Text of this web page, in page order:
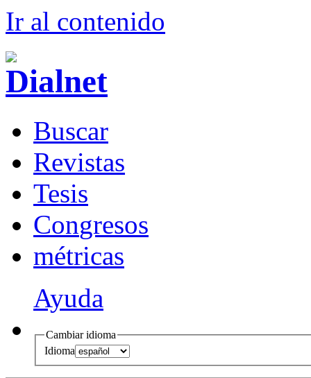
Ir al contenido
Buscar
Revistas
Tesis
Congresos
métricas
Ayuda
Cambiar idioma
Idioma